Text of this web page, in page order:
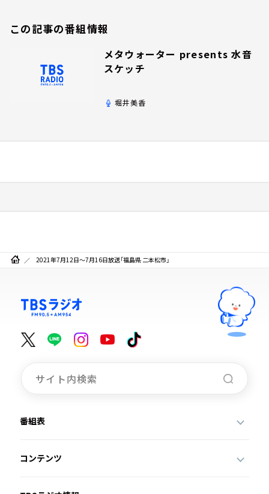
この記事の番組情報
メタウォーター presents 水音
スケッチ
堀井美香
2021年7月12日～7月16日放送「福島県 二本松市」
番組表
コンテンツ